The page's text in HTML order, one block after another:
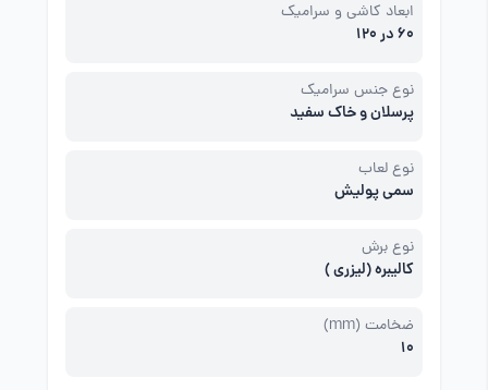
ابعاد کاشی و سرامیک
60 در 120
نوع جنس سرامیک
پرسلان و خاک سفید
نوع لعاب
سمی پولیش
نوع برش
کالیبره (لیزری )
ضخامت (mm)
10